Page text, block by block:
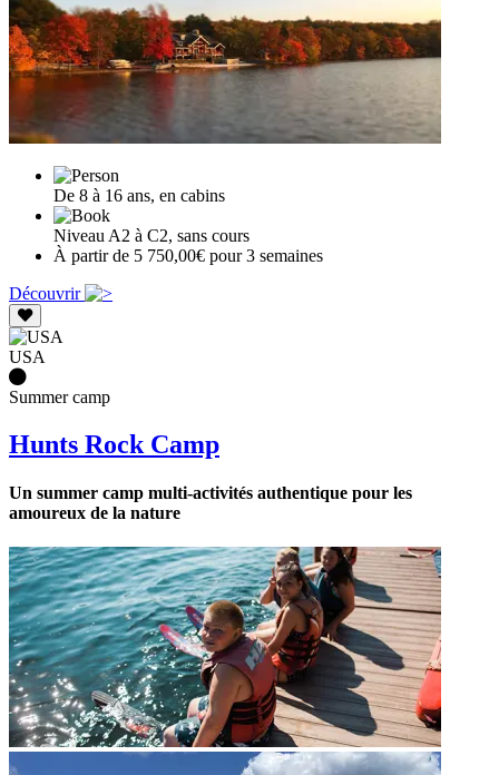
De 8 à 16 ans, en cabins
Niveau A2 à C2, sans cours
À partir de 5 750,00€ pour 3 semaines
Découvrir
USA
Summer camp
Hunts Rock Camp
Un summer camp multi-activités authentique pour les
amoureux de la nature